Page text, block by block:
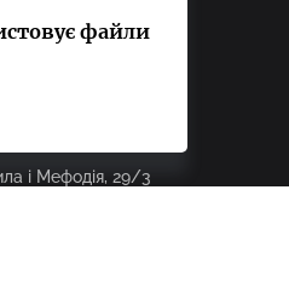
і Мефодія, 29/3
файли